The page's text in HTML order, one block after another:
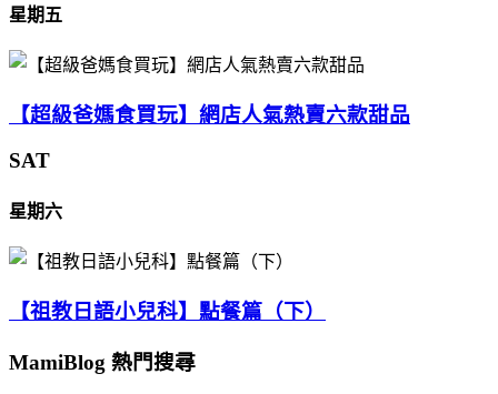
星期五
【超級爸媽食買玩】網店人氣熱賣六款甜品
SAT
星期六
【祖教日語小兒科】點餐篇（下）
MamiBlog 熱門搜尋